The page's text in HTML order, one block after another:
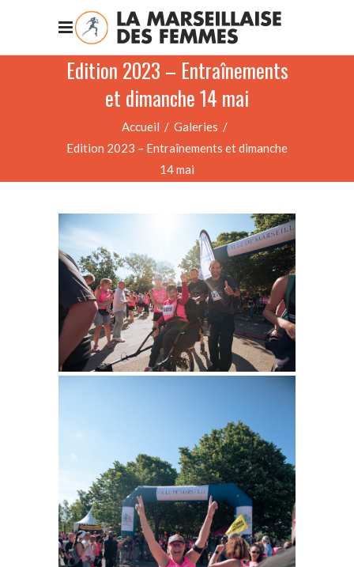
Edition 2023 – Entraînements
et dimanche 14 mai
Accueil / Galeries /
Edition 2023 – Entraînements et dimanche
14 mai